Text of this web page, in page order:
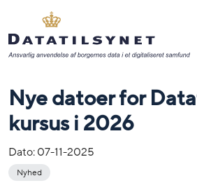
Nye datoer for
kursus i 2026
Dato:07-11-2025
Nyhed